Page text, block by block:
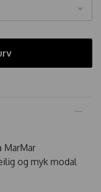
MarMar
og myk modal